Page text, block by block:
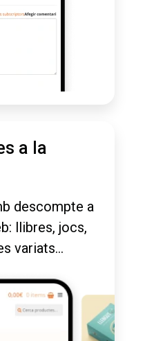
a la
descompte a
llibres, jocs,
variats...